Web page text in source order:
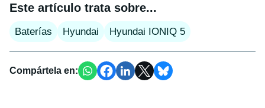
Este artículo trata sobre...
Baterías Hyundai Hyundai IONIQ 5
Compártela en: